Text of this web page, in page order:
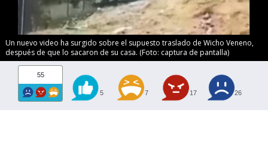
Un nuevo video ha surgido sobre el supuesto traslado de Wicho Veneno,
después de que lo sacaron de su casa. (Foto: captura de pantalla)
55
5 7 17 26